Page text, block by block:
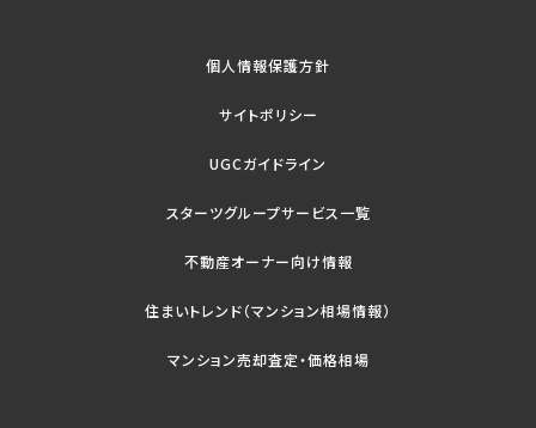
個人情報保護方針
サイトポリシー
UGCガイドライン
スターツグループサービス一覧
不動産オーナー向け情報
住まいトレンド（マンション相場情報）
マンション売却査定・価格相場